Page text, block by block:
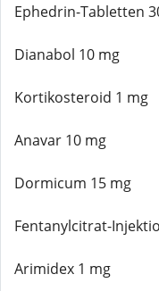
Ephedrin-Tabletten
Dianabol 10 mg
Kortikosteroid 1 mg
Anavar 10 mg
Dormicum 15 mg
Fentanylcitrat-
Arimidex 1 mg